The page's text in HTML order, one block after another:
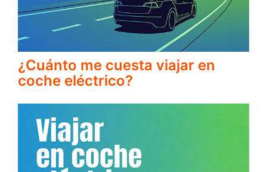
¿Cuánto me cuesta viajar en
coche eléctrico?